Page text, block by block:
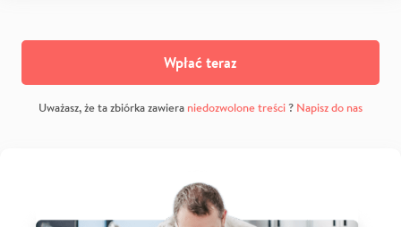
Wpłać teraz
Uważasz, że ta zbiórka zawiera niedozwolone treści? Napisz do nas